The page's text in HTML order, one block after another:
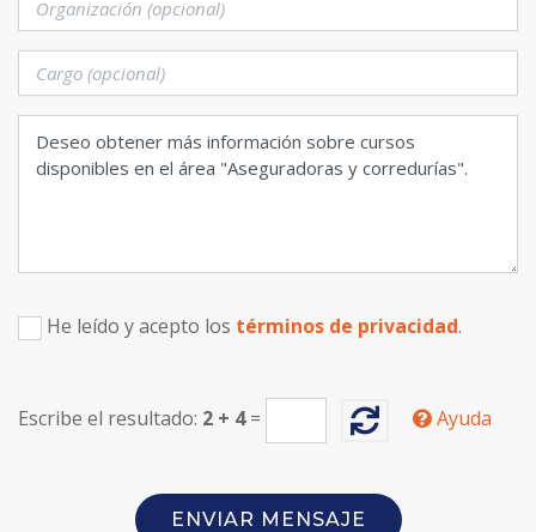
He leído y acepto los términos de privacidad.
Escribe el resultado: 2 + 4= Ayuda
ENVIAR MENSAJE